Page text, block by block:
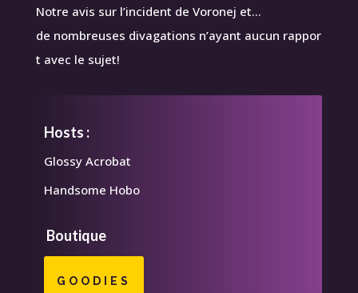
Notre avis sur l’incident de Voronej et…
de nombreuses divagations n’ayant aucun rappor
t avec le sujet!
Hosts :
Glossy Acrobat
Handsome Hobo
Boutique
GOODIES